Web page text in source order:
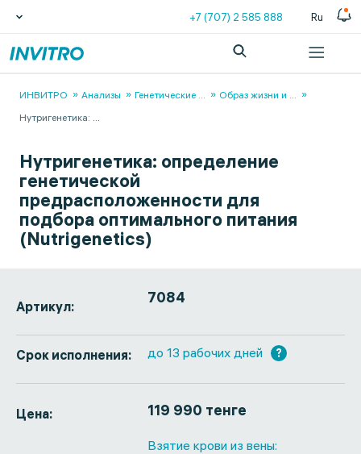
+7 (707) 2 585 888 Ru
ИНВИТРО Анализы Генетические ... Образ жизни и ...
Нутригенетика: ...
Нутригенетика: определение
генетической
предрасположенности для
подбора оптимального питания
(Nutrigenetics)
Артикул: 7084
Срок исполнения: до 13 рабочих дней ?
Цена: 119 990 тенге
Взятие крови из вены: